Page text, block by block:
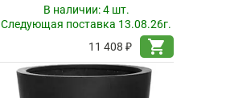
В наличии:4 шт.
Следующая поставка 13.08.26г.
11 408 ₽
shopping_cart